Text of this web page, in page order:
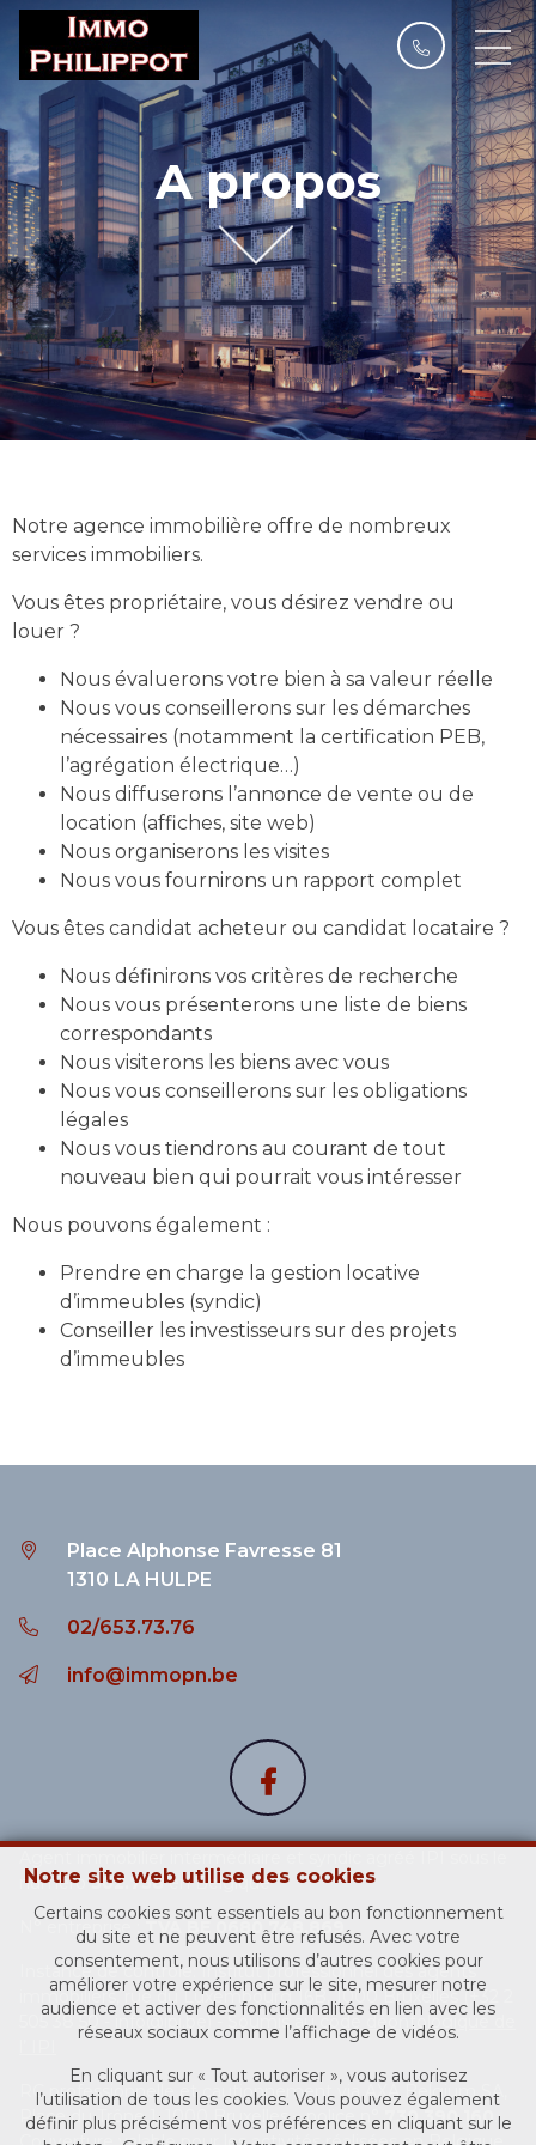
A propos
Notre agence immobilière offre de nombreux
services immobiliers.
Vous êtes propriétaire, vous désirez vendre ou
louer ?
Nous évaluerons votre bien à sa valeur réelle
Nous vous conseillerons sur les démarches
nécessaires (notamment la certification PEB,
l’agrégation électrique…)
Nous diffuserons l’annonce de vente ou de
location (affiches, site web)
Nous organiserons les visites
Nous vous fournirons un rapport complet
Vous êtes candidat acheteur ou candidat locataire ?
Nous définirons vos critères de recherche
Nous vous présenterons une liste de biens
correspondants
Nous visiterons les biens avec vous
Nous vous conseillerons sur les obligations
légales
Nous vous tiendrons au courant de tout
nouveau bien qui pourrait vous intéresser
Nous pouvons également :
Prendre en charge la gestion locative
d’immeubles (syndic)
Conseiller les investisseurs sur des projets
d’immeubles
Notre site web utilise des cookies
Certains cookies sont essentiels au bon fonctionnement
du site et ne peuvent être refusés. Avec votre
consentement, nous utilisons d’autres cookies pour
améliorer votre expérience sur le site, mesurer notre
audience et activer des fonctionnalités en lien avec les
réseaux sociaux comme l’affichage de vidéos.
En cliquant sur « Tout autoriser », vous autorisez
l’utilisation de tous les cookies. Vous pouvez également
définir plus précisément vos préférences en cliquant sur le
Place Alphonse Favresse 81
1310 LA HULPE
02/653.73.76
info@immopn.be
numéro502.758en Belgique
N° entreprise : TVA BE 0680.748.869
Instance de contrôle: Institut professionnel des agents
immobiliers, rue du Luxembourg 16B, 1000 Bruxelles (+32 2
505 38 50 - info@ipi.be) - Soumis aucode déontologique de
RC professionnelle et cautionnement via AXA Belgium SA,
Place du Trône 1, 1000 Bruxelles – police n°730.390.160